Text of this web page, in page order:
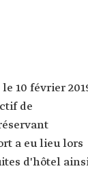
10 février
de
a eu lieu lors
d'hôtel